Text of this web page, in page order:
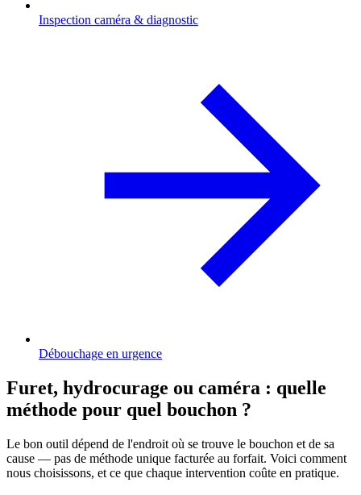
Inspection caméra & diagnostic
Débouchage en urgence
Furet, hydrocurage ou caméra : quelle
méthode pour quel bouchon ?
Le bon outil dépend de l'endroit où se trouve le bouchon et de sa
cause — pas de méthode unique facturée au forfait. Voici comment
nous choisissons, et ce que chaque intervention coûte en pratique.